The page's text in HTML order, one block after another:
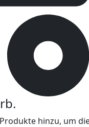
hinzu, um